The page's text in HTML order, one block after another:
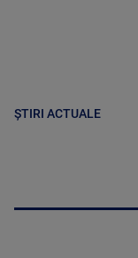
ȘTIRI ACTUALE